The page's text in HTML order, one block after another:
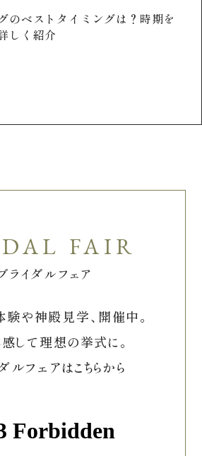
のベストタイミングは？時期を
しく紹介
ライダルフェア
や神殿見学、開催中。
して理想の挙式に。
ルフェアはこちらから